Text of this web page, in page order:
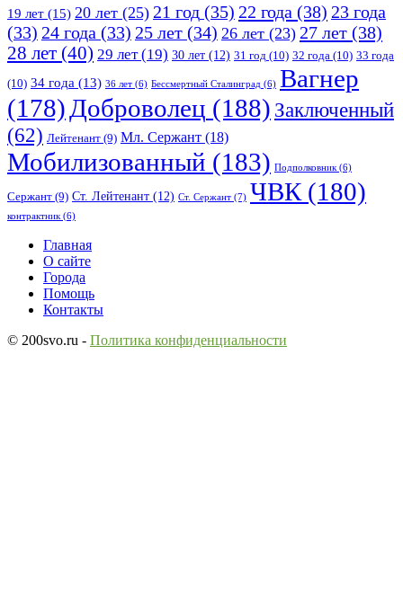
19 лет (15) 20 лет (25) 21 год (35) 22 года (38) 23 года
(33) 24 года (33) 25 лет (34) 26 лет (23) 27 лет (38)
28 лет (40) 29 лет(19) 30 лет (12) 31 год (10) 32 года (10) 33 года
(10) 34 года (13) 36 лет (6) Бессмертный Сталинград (6) Вагнер
(178) Доброволец (188) Заключенный
(62) Лейтенант (9) Мл. Сержант (18)
Мобилизованный (183) Подполковник (6)
Сержант (9) Ст. Лейтенант (12) Ст. Сержант (7) ЧВК (180)
контрактник (6)
Исследовать
Главная
О сайте
Города
Помощь
Контакты
© 200svo.ru - Политика конфиденциальности